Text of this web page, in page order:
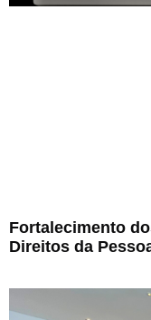
Fortalecimento
Direitos da